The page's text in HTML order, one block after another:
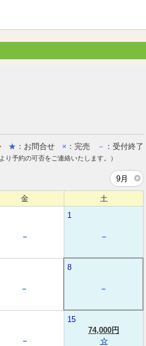
★ ：お問合せ × ：完売 － ：受付終了
り予約の可否をご連絡いたします。）
9月
金 土
－
1
－
－
8
－
－
15
74,000円
☆